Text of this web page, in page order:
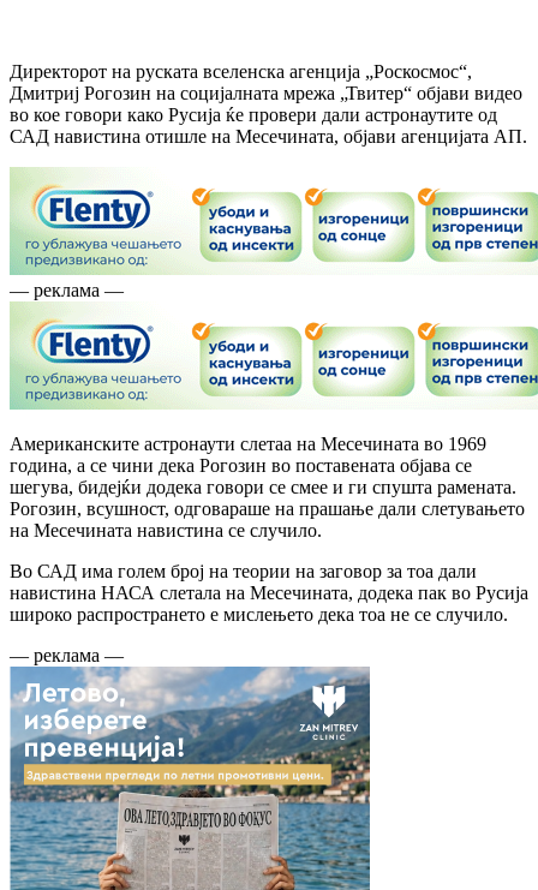
Директорот на руската вселенска агенција „Роскосмос“,
Дмитриј Рогозин на социјалната мрежа „Твитер“ објави видео
во кое говори како Русија ќе провери дали астронаутите од
САД навистина отишле на Месечината, објави агенцијата АП.
— реклама —
Американските астронаути слетаа на Месечината во 1969
година, a се чини дека Рогозин во поставената објава се
шегува, бидејќи додека говори се смее и ги спушта рамената.
Рогозин, всушност, одговараше на прашање дали слетувањето
на Месечината навистина се случило.
Во САД има голем број на теории на заговор за тоа дали
навистина НАСА слетала на Месечината, додека пак во Русија
широко распространето е мислењето дека тоа не се случило.
— реклама —